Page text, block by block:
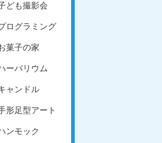
ども撮影会
ログラミング
菓子の家
ーバリウム
ャンドル
形足型アート
ンモック